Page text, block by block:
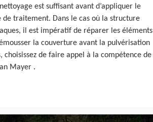
est suffisant avant d’appliquer le
traitement. Dans le cas où la structure
il est impératif de réparer les éléments
la couverture avant la pulvérisation
choisissez de faire appel à la compétence de
Mayer .